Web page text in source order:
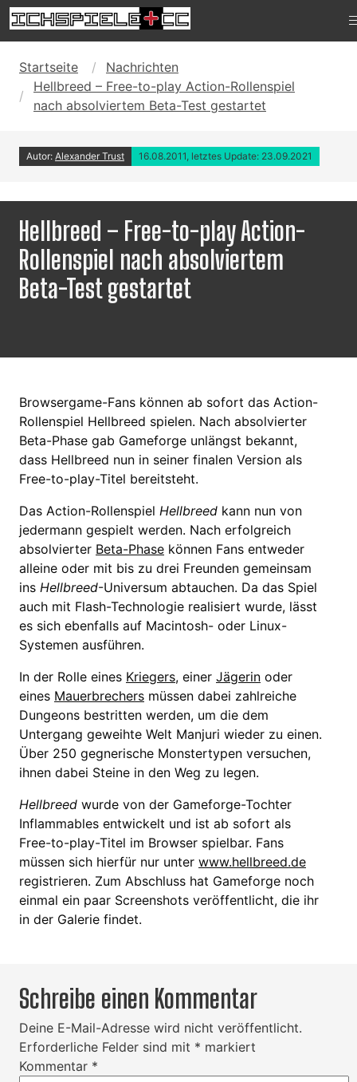
Startseite
Nachrichten
Hellbreed – Free-to-play Action-Rollenspiel
nach absolviertem Beta-Test gestartet
Autor: Alexander Trust 16.08.2011, letztes Update: 23.09.2021
Hellbreed – Free-to-play Action-
Rollenspiel nach absolviertem
Beta-Test gestartet
Browsergame-Fans können ab sofort das Action-
Rollenspiel Hellbreed spielen. Nach absolvierter
Beta-Phase gab Gameforge unlängst bekannt,
dass Hellbreed nun in seiner finalen Version als
Free-to-play-Titel bereitsteht.
Das Action-Rollenspiel Hellbreed kann nun von
jedermann gespielt werden. Nach erfolgreich
absolvierter Beta-Phase können Fans entweder
alleine oder mit bis zu drei Freunden gemeinsam
ins Hellbreed-Universum abtauchen. Da das Spiel
auch mit Flash-Technologie realisiert wurde, lässt
es sich ebenfalls auf Macintosh- oder Linux-
Systemen ausführen.
In der Rolle eines Kriegers, einer Jägerin oder
eines Mauerbrechers müssen dabei zahlreiche
Dungeons bestritten werden, um die dem
Untergang geweihte Welt Manjuri wieder zu einen.
Über 250 gegnerische Monstertypen versuchen,
ihnen dabei Steine in den Weg zu legen.
Hellbreed wurde von der Gameforge-Tochter
Inflammables entwickelt und ist ab sofort als
Free-to-play-Titel im Browser spielbar. Fans
müssen sich hierfür nur unter www.hellbreed.de
registrieren. Zum Abschluss hat Gameforge noch
einmal ein paar Screenshots veröffentlicht, die ihr
in der Galerie findet.
Schreibe einen Kommentar
Deine E-Mail-Adresse wird nicht veröffentlicht.
Erforderliche Felder sind mit * markiert
Kommentar *